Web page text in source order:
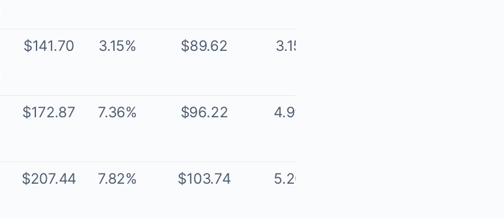
$141.70 3.15% $89.62 3.15%
$172.87 7.36% $96.22 4.99%
$207.44 7.82% $103.74 5.20%